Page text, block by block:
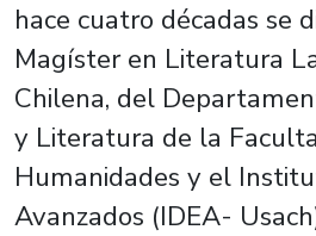
hace cuatro décadas se
Magíster en Literatura
Chilena, del
y Literatura de la
Humanidades y el
Avanzados (IDEA-